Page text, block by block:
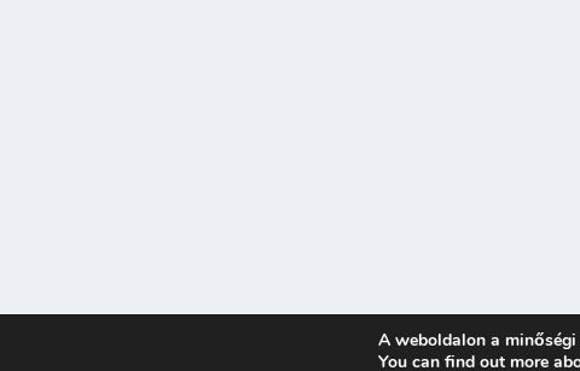
| Üzemeltető: WordPress
A weboldalon a
You can find out more